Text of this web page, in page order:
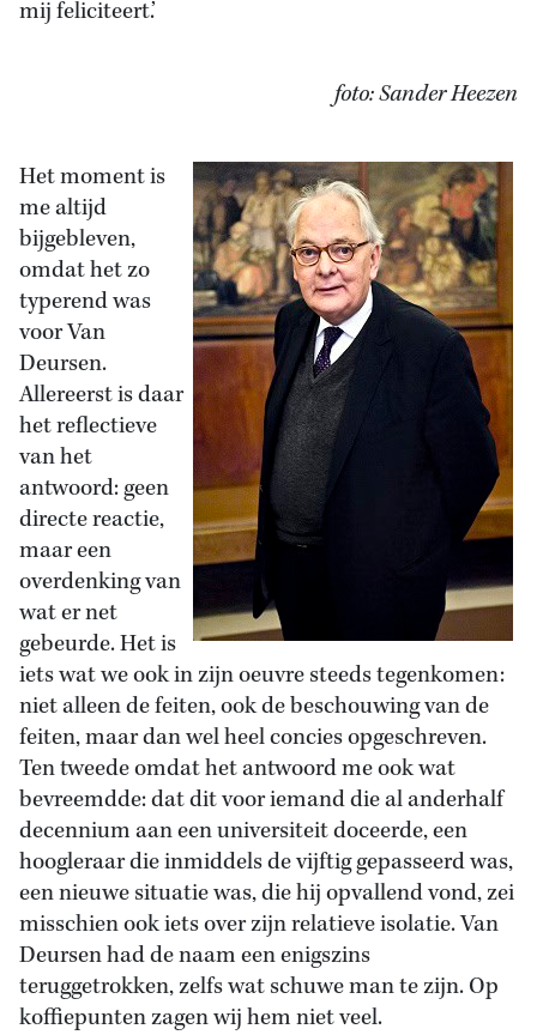
mij feliciteert.’
foto: Sander Heezen
Het moment is
me altijd
bijgebleven,
omdat het zo
typerend was
voor Van
Deursen.
Allereerst is daar
het reflectieve
van het
antwoord: geen
directe reactie,
maar een
overdenking van
wat er net
gebeurde. Het is
iets wat we ook in zijn oeuvre steeds tegenkomen:
niet alleen de feiten, ook de beschouwing van de
feiten, maar dan wel heel concies opgeschreven.
Ten tweede omdat het antwoord me ook wat
bevreemdde: dat dit voor iemand die al anderhalf
decennium aan een universiteit doceerde, een
hoogleraar die inmiddels de vijftig gepasseerd was,
een nieuwe situatie was, die hij opvallend vond, zei
misschien ook iets over zijn relatieve isolatie. Van
Deursen had de naam een enigszins
teruggetrokken, zelfs wat schuwe man te zijn. Op
koffiepunten zagen wij hem niet veel.